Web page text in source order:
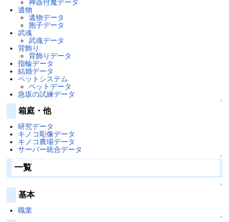
神器付魔データ
遺物
遺物データ
胞子データ
武魂
武魂データ
背飾り
背飾りデータ
指輪データ
結婚データ
ペットシステム
ペットデータ
急坂の試練データ
↑
箱庭・他
研究データ
キノコ彫像データ
キノコ農場データ
サーバー統合データ
↑
一覧
↑
基本
職業
↑